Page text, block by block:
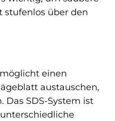
stufenlos über den
einen
austauschen,
SDS-System ist